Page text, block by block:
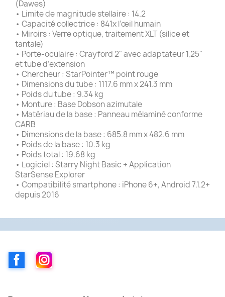
(Dawes)
• Limite de magnitude stellaire : 14.2
• Capacité collectrice : 841x l’œil humain
• Miroirs : Verre optique, traitement XLT (silice et
tantale)
• Porte-oculaire : Crayford 2" avec adaptateur 1,25"
et tube d’extension
• Chercheur : StarPointer™ point rouge
• Dimensions du tube : 1117.6 mm x 241.3 mm
• Poids du tube : 9.34 kg
• Monture : Base Dobson azimutale
• Matériau de la base : Panneau mélaminé conforme
CARB
• Dimensions de la base : 685.8 mm x 482.6 mm
• Poids de la base : 10.3 kg
• Poids total : 19.68 kg
• Logiciel : Starry Night Basic + Application
StarSense Explorer
• Compatibilité smartphone : iPhone 6+, Android 7.1.2+
depuis 2016
FacebookInstagram